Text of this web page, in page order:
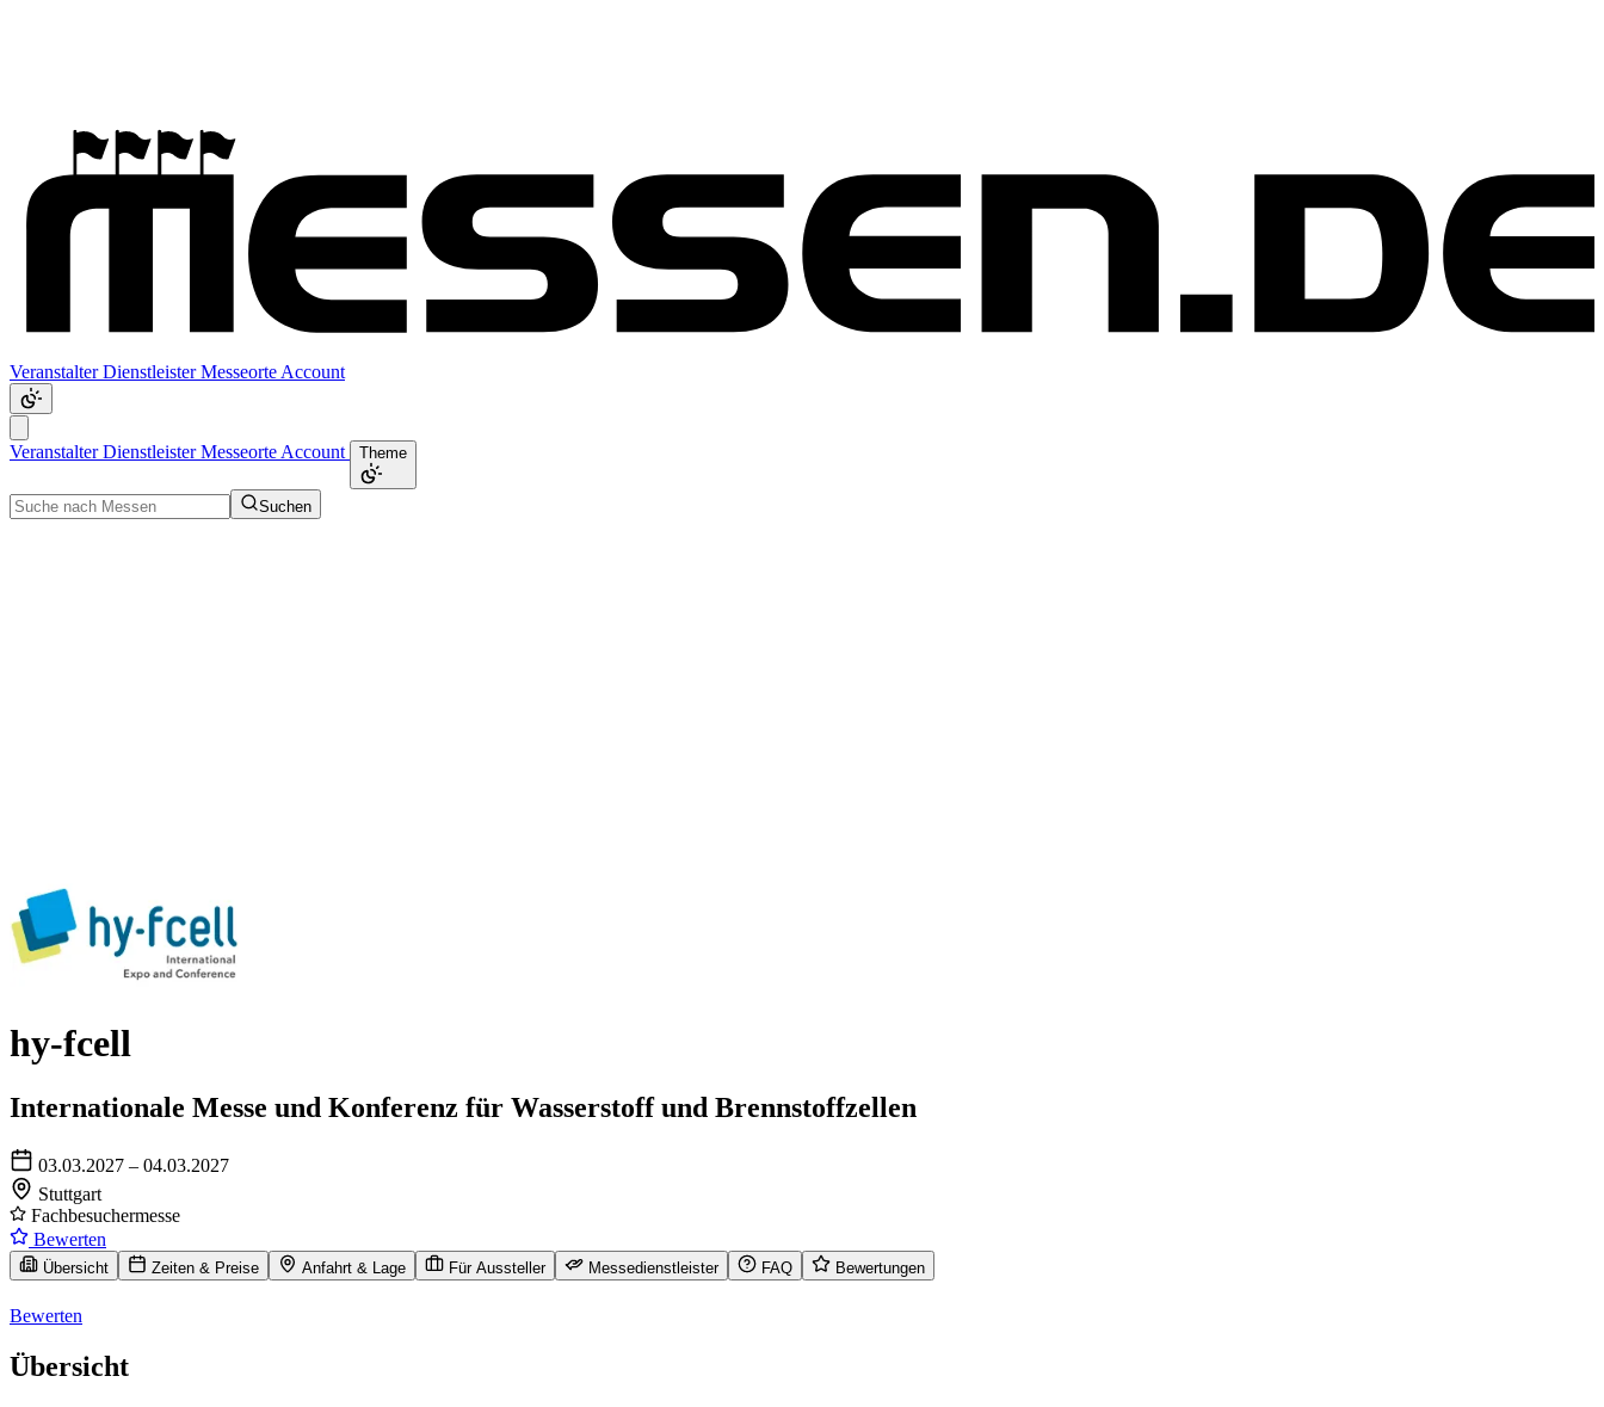
VeranstalterDienstleisterMesseorte Account
VeranstalterDienstleisterMesseorte Account Theme
Suchen
hy-fcell
Internationale Messe und Konferenz für Wasserstoff und Brennstoffzellen
03.03.2027 – 04.03.2027
Stuttgart
Fachbesuchermesse
Bewerten
Übersicht Zeiten & Preise Anfahrt & Lage Für Aussteller Messedienstleister FAQ Bewertungen
Bewerten
Übersicht